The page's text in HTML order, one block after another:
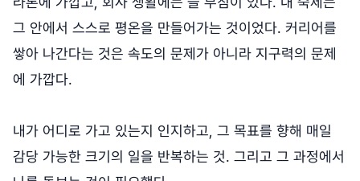
그 안에서 스스로 평온을 만들어가는 것이었다. 커리어를
쌓아 나간다는 것은 속도의 문제가 아니라 지구력의 문제
에 가깝다.
내가 어디로 가고 있는지 인지하고, 그 목표를 향해 매일
감당 가능한 크기의 일을 반복하는 것. 그리고 그 과정에서